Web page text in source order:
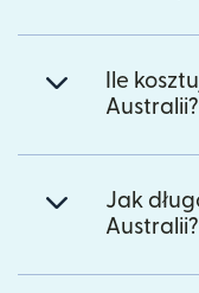
Ile
Australii?
Jak
Australii?